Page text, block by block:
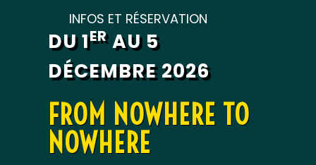
INFOS ET RÉSERVATION
DU 1ERAU 5
DÉCEMBRE 2026
FROM NOWHERE TO
NOWHERE